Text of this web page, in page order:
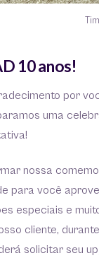
10 anos!
por
uma
nossa
para você
especiais e
cliente,
solicitar seu